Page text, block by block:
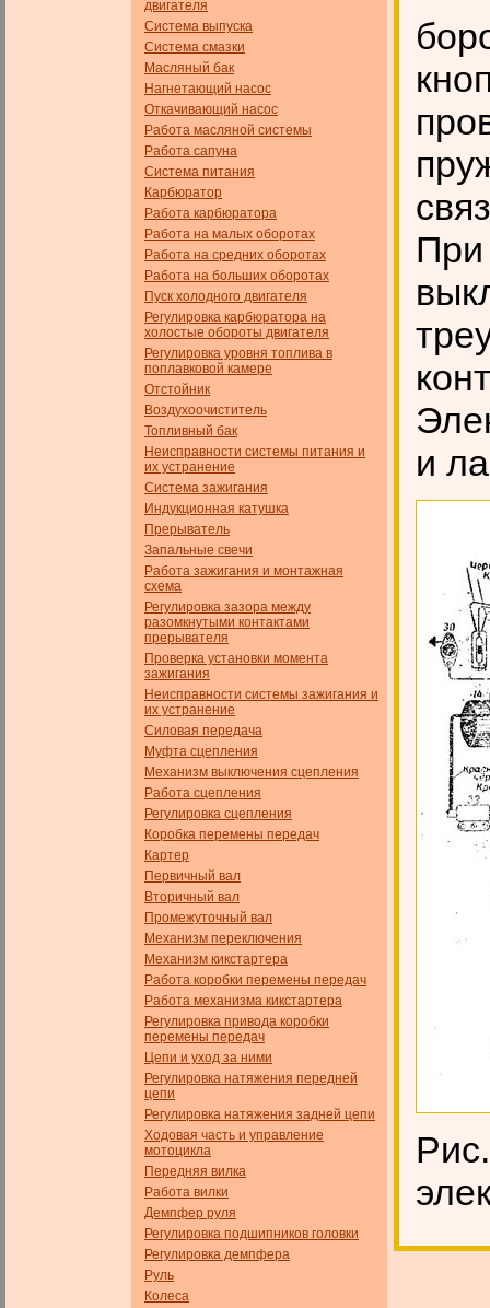
двигателя
Система выпуска
Система смазки
Масляный бак
Нагнетающий насос
Откачивающий насос
Работа масляной системы
Работа сапуна
Система питания
Карбюратор
Работа карбюратора
Работа на малых оборотах
Работа на средних оборотах
Работа на больших оборотах
Пуск холодного двигателя
Регулировка карбюратора на
холостые обороты двигателя
Регулировка уровня топлива в
поплавковой камере
Отстойник
Воздухоочиститель
Топливный бак
Неисправности системы питания и
их устранение
Система зажигания
Индукционная катушка
Прерыватель
Запальные свечи
Работа зажигания и монтажная
схема
Регулировка зазора между
разомкнутыми контактами
прерывателя
Проверка установки момента
зажигания
Неисправности системы зажигания и
их устранение
Силовая передача
Муфта сцепления
Механизм выключения сцепления
Работа сцепления
Регулировка сцепления
Коробка перемены передач
Картер
Первичный вал
Вторичный вал
Промежуточный вал
Механизм переключения
Механизм кикстартера
Работа коробки перемены передач
Работа механизма кикстартера
Регулировка привода коробки
перемены передач
Цепи и уход за ними
Регулировка натяжения передней
цепи
Регулировка натяжения задней цепи
Ходовая часть и управление
мотоцикла
Передняя вилка
Работа вилки
Демпфер руля
Регулировка подшипников головки
Регулировка демпфера
Руль
Колеса
При
и